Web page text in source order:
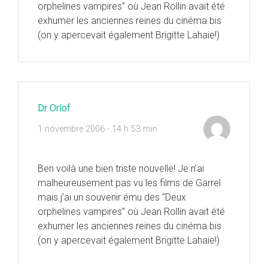
orphelines vampires” où Jean Rollin avait été
exhumer les anciennes reines du cinéma bis
(on y apercevait également Brigitte Lahaie!)
Dr Orlof
1 novembre 2006 - 14 h 53 min
Ben voilà une bien triste nouvelle! Je n’ai
malheureusement pas vu les films de Garrel
mais j’ai un souvenir ému des “Deux
orphelines vampires” où Jean Rollin avait été
exhumer les anciennes reines du cinéma bis
(on y apercevait également Brigitte Lahaie!)